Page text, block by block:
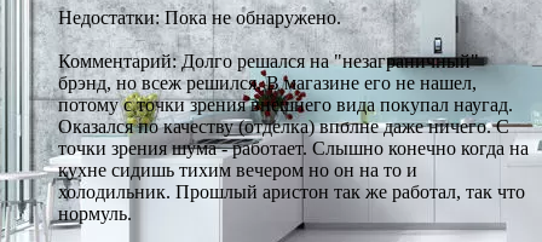
Недостатки: Пока не обнаружено.
Комментарий: Долго решался на "незаграничный"
брэнд, но всеж решился. В магазине его не нашел,
потому с точки зрения внешнего вида покупал наугад.
Оказался по качеству (отделка) вполне даже ничего. С
точки зрения шума - работает. Слышно конечно когда на
кухне сидишь тихим вечером но он на то и
холодильник. Прошлый аристон так же работал, так что
нормуль.